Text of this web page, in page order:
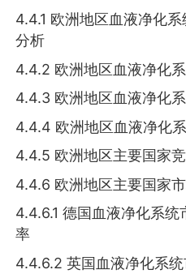
4.4.1 欧洲地区血液净化
分析
4.4.2 欧洲地区血液净化
4.4.3 欧洲地区血液净化
4.4.4 欧洲地区血液净化
4.4.5 欧洲地区主要国家
4.4.6 欧洲地区主要国家
4.4.6.1 德国血液净化系
率
4.4.6.2 英国血液净化系